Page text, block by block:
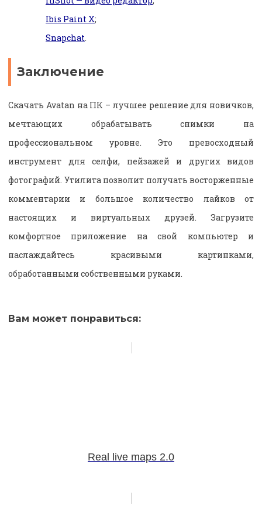
Ibis Paint X;
Snapchat.
Заключение
Скачать Avatan на ПК – лучшее решение для новичков,
мечтающих обрабатывать снимки на
профессиональном уровне. Это превосходный
инструмент для селфи, пейзажей и других видов
фотографий. Утилита позволит получать восторженные
комментарии и большое количество лайков от
настоящих и виртуальных друзей. Загрузите
комфортное приложение на свой компьютер и
наслаждайтесь красивыми картинками,
обработанными собственными руками.
Вам может понравиться:
Real live maps 2.0